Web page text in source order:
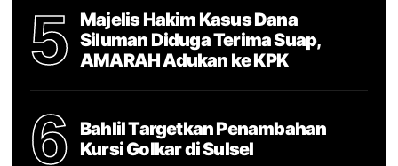
5
Majelis Hakim Kasus Dana
Siluman Diduga Terima Suap,
AMARAH Adukan ke KPK
6
Bahlil Targetkan Penambahan
Kursi Golkar di Sulsel